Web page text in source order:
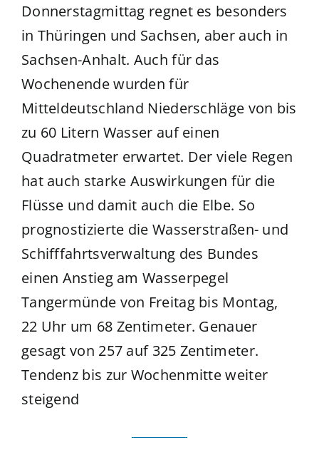
Donnerstagmittag regnet es besonders
in Thüringen und Sachsen, aber auch in
Sachsen-Anhalt. Auch für das
Wochenende wurden für
Mitteldeutschland Niederschläge von bis
zu 60 Litern Wasser auf einen
Quadratmeter erwartet. Der viele Regen
hat auch starke Auswirkungen für die
Flüsse und damit auch die Elbe. So
prognostizierte die Wasserstraßen- und
Schifffahrtsverwaltung des Bundes
einen Anstieg am Wasserpegel
Tangermünde von Freitag bis Montag,
22 Uhr um 68 Zentimeter. Genauer
gesagt von 257 auf 325 Zentimeter.
Tendenz bis zur Wochenmitte weiter
steigend